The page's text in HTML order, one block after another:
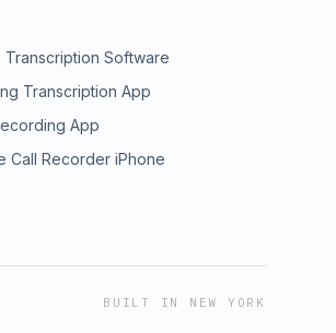
Transcription Software
Transcription App
App
Call Recorder iPhone
BUILT IN NEW YORK